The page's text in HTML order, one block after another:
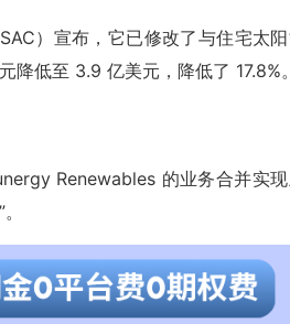
）宣布，它已修改了与住宅太
低至 3.9 亿美元，降低了 17.8%
Renewables 的业务合并实